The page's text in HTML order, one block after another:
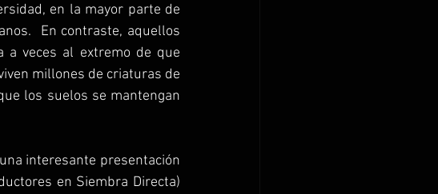
en la mayor parte de
En contraste, aquellos
a veces al extremo de que
millones de criaturas de
los suelos se mantengan
interesante presentación
en Siembra Directa)